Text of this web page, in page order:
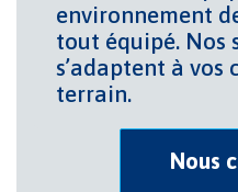
environnement
tout équipé. Nos
s’adaptent à vos
terrain.
Nous